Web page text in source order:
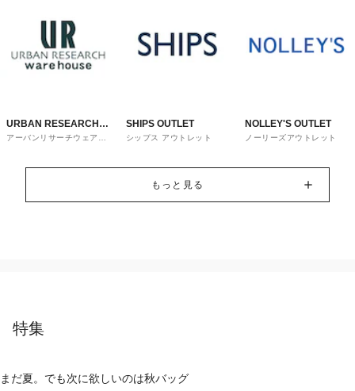
URBAN RESEARCH
ware house
アーバンリサーチウェアハ
SHIPS OUTLET
シップス アウトレット
NOLLEY'S OUTLET
ノーリーズアウトレット
もっと見る
特集
まだ夏。でも次に欲しいのは秋バッグ